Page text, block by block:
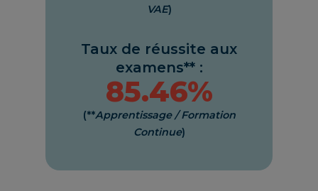
VAE)
Taux de réussite aux
examens** :
85.46%
(**Apprentissage / Formation
Continue)